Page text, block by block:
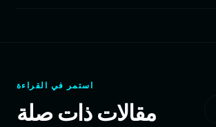
استمر في القراءة
مقالات ذات صلة